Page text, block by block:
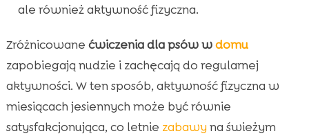
ale również aktywność fizyczna.
Zróżnicowane ćwiczenia dla psów wdomu
zapobiegają nudzie i zachęcają do regularnej
aktywności. W ten sposób, aktywność fizyczna w
miesiącach jesiennych może być równie
satysfakcjonująca, co letnie zabawy na świeżym